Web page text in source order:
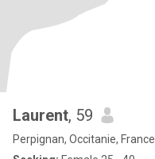
Laurent, 59
Perpignan, Occitanie, France